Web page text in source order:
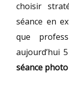
choisir
séance en
que
aujourd’hui
séance